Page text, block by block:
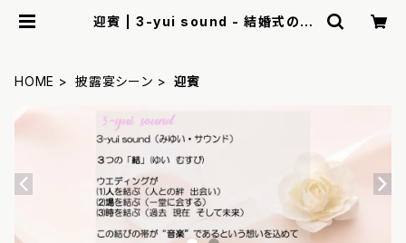
迎賓 | 3-yui sound - 結婚式のた
HOME 披露宴シーン 迎賓